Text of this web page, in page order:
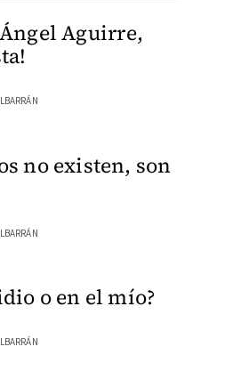
Aguirre,
no existen, son
o en el mío?